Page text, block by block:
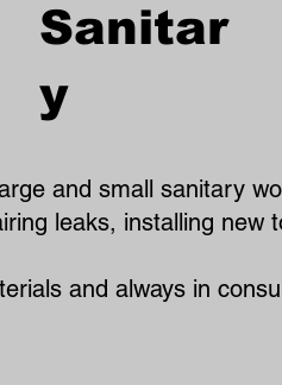
Sanitar
y
and small sanitary
leaks, installing new
and always in